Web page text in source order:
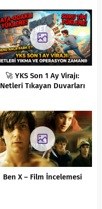
🚀 YKS Son 1 Ay Virajı:
Netleri Tıkayan Duvarları
Ben X – Film İncelemesi